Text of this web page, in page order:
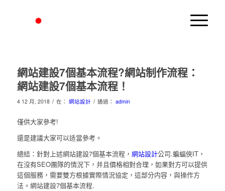
網站建設7個基本流程?網站制作流程：
網站建設7個基本流程！
4 12 月, 2018 / 在： 網站設計 / 通過： admin
僅供大家參考!
還是建議大家可以适當參考。
總結：針對上述網站建設7個基本流程， 網站設計公司.蝙蝠俠IT，
在沒有SEO團隊的情況下，并且價格相對合理，如果對方可以提供
這個服務，需要雙方根據實際情況協定，這部分内容，與操作方
法。網站建設7個基本流程.